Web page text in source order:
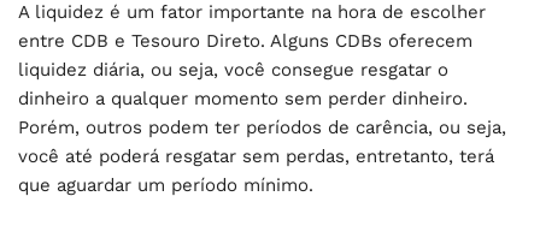
A liquidez é um fator importante na hora de escolher
entre CDB e Tesouro Direto. Alguns CDBs oferecem
liquidez diária, ou seja, você consegue resgatar o
dinheiro a qualquer momento sem perder dinheiro.
Porém, outros podem ter períodos de carência, ou seja,
você até poderá resgatar sem perdas, entretanto, terá
que aguardar um período mínimo.